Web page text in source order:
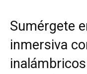
Sumérgete
inmersiva